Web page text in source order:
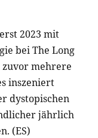
2023 mit
bei The Long
mehrere
inszeniert
dystopischen
jährlich
(ES)